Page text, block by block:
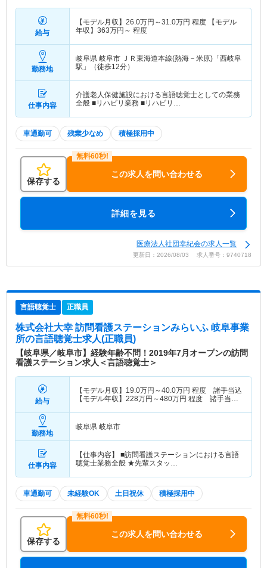
給与
【モデル月収】 26.0万円～31.0万円 程度 【モデル
年収】 363万円～ 程度
勤務地
岐阜県 岐阜市 ＪＲ東海道本線(熱海－米原)「西岐阜
駅」（徒歩12分）
仕事内容
介護老人保健施設における言語聴覚士としての業務
全般 ■リハビリ業務 ■リハビリ…
車通勤可 残業少なめ 積極採用中
保存する
この求人を問い合わせる
詳細を見る
医療法人社団幸紀会の求人一覧
更新日：2026/08/03 求人番号：9740718
言語聴覚士 正職員
株式会社大幸 訪問看護ステーションみらいふ 岐阜事業
所の言語聴覚士求人(正職員)
【岐阜県／岐阜市】経験年齢不問！2019年7月オープンの訪問
看護ステーション求人＜言語聴覚士＞
給与
【モデル月収】 19.0万円～40.0万円 程度 諸手当込
【モデル年収】 228万円～480万円 程度 諸手当
勤務地
岐阜県 岐阜市
仕事内容
【仕事内容】 ■訪問看護ステーションにおける言語
聴覚士業務全般 ★先輩スタッ…
車通勤可 未経験OK 土日祝休 積極採用中
保存する
この求人を問い合わせる